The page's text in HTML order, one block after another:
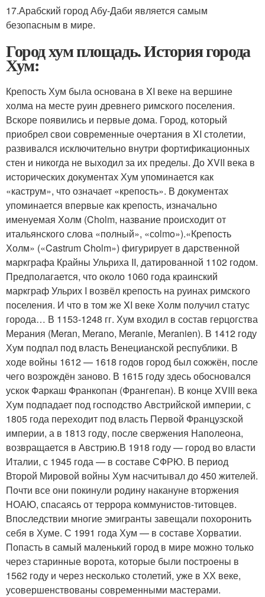
17.Арабский город Абу-Даби является самым
безопасным в мире.
Город хум площадь. История города
Хум:
Крепость Хум была основана в XI веке на вершине
холма на месте руин древнего римского поселения.
Вскоре появились и первые дома. Город, который
приобрел свои современные очертания в XI столетии,
развивался исключительно внутри фортификационных
стен и никогда не выходил за их пределы. До XVII века в
исторических документах Хум упоминается как
«каструм», что означает «крепость». В документах
упоминается впервые как крепость, изначально
именуемая Холм (Cholm, название происходит от
итальянского слова «полный», «сolmo»).«Крепость
Холм» («Castrum Cholm») фигурирует в дарственной
маркграфа Крайны Ульриха II, датированной 1102 годом.
Предполагается, что около 1060 года краинский
маркграф Ульрих I возвёл крепость на руинах римского
поселения. И что в том же XI веке Холм получил статус
города… В 1153-1248 гг. Хум входил в состав герцогства
Мерания (Meran, Merano, Meranie, Meranien). В 1412 году
Хум подпал под власть Венецианской республики. В
ходе войны 1612 — 1618 годов город был сожжён, после
чего возрождён заново. В 1615 году здесь обосновался
ускок Фаркаш Франкопан (Франгепан). В конце XVIII века
Хум подпадает под господство Австрийской империи, с
1805 года переходит под власть Первой Французской
империи, а в 1813 году, после свержения Наполеона,
возвращается в Австрию.В 1918 году — город во власти
Италии, с 1945 года — в составе СФРЮ. В период
Второй Мировой войны Хум насчитывал до 450 жителей.
Почти все они покинули родину накануне вторжения
НОАЮ, спасаясь от террора коммунистов-титовцев.
Впоследствии многие эмигранты завещали похоронить
себя в Хуме. С 1991 года Хум — в составе Хорватии.
Попасть в самый маленький город в мире можно только
через старинные ворота, которые были построены в
1562 году и через несколько столетий, уже в ХХ веке,
усовершенствованы современными мастерами.